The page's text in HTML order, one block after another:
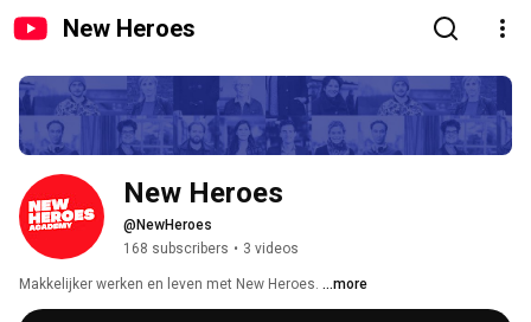
New Heroes
New Heroes
@NewHeroes
168 subscribers • 3 videos
Makkelijker werken en leven met New Heroes. ...more